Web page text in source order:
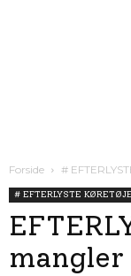
Forside #
# EFTERLYSTE
mangler